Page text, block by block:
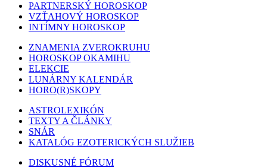
PARTNERSKÝ HOROSKOP
VZŤAHOVÝ HOROSKOP
INTÍMNY HOROSKOP
ZNAMENIA ZVEROKRUHU
HOROSKOP OKAMIHU
ELEKCIE
LUNÁRNY KALENDÁR
HORO(R)SKOPY
ASTROLEXIKÓN
TEXTY A ČLÁNKY
SNÁR
KATALÓG EZOTERICKÝCH SLUŽIEB
DISKUSNÉ FÓRUM